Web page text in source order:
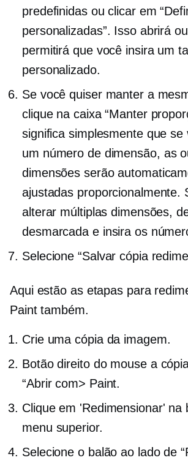
predefinidas ou clicar em
personalizadas”. Isso abrirá
permitirá que você insira um
personalizado.
Se você quiser manter a
clique na caixa “Manter
significa simplesmente que se
um número de dimensão, as
dimensões serão
ajustadas proporcionalmente.
alterar múltiplas dimensões,
desmarcada e insira os
Selecione “Salvar cópia
Aqui estão as etapas para
Paint também.
Crie uma cópia da imagem.
Botão direito do mousea
“Abrir com> Paint.
Clique em 'Redimensionar' na
menu superior.
Selecione o balão ao lado de